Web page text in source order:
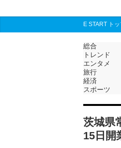
E START ト
総合
トレンド
エンタメ
旅行
経済
スポーツ
茨城県
15日開